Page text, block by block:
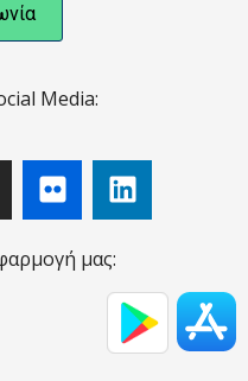
Media:
μας: